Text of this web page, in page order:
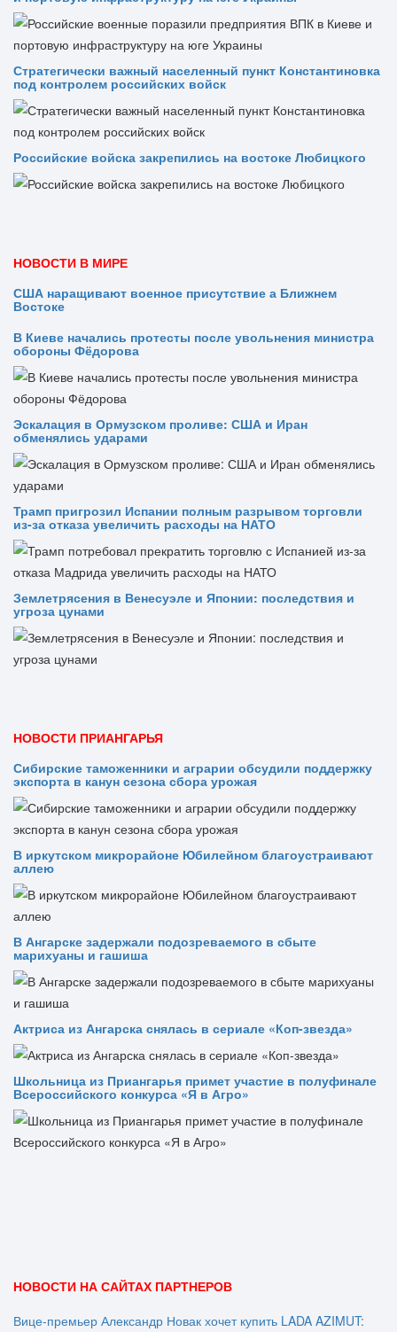
Стратегически важный населенный пункт Константиновка
под контролем российских войск
Российские войска закрепились на востоке Любицкого
НОВОСТИ В МИРЕ
США наращивают военное присутствие а Ближнем
Востоке
В Киеве начались протесты после увольнения министра
обороны Фёдорова
Эскалация в Ормузском проливе: США и Иран
обменялись ударами
Трамп пригрозил Испании полным разрывом торговли
из‑за отказа увеличить расходы на НАТО
Землетрясения в Венесуэле и Японии: последствия и
угроза цунами
НОВОСТИ ПРИАНГАРЬЯ
Сибирские таможенники и аграрии обсудили поддержку
экспорта в канун сезона сбора урожая
В иркутском микрорайоне Юбилейном благоустраивают
аллею
В Ангарске задержали подозреваемого в сбыте
марихуаны и гашиша
Актриса из Ангарска снялась в сериале «Коп-звезда»
Школьница из Приангарья примет участие в полуфинале
Всероссийского конкурса «Я в Агро»
НОВОСТИ НА САЙТАХ ПАРТНЕРОВ
Вице‑премьер Александр Новак хочет купить LADA AZIMUT: